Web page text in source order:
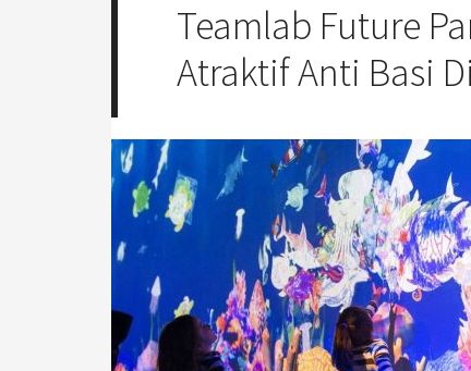
Teamlab Future
Atraktif Anti Basi